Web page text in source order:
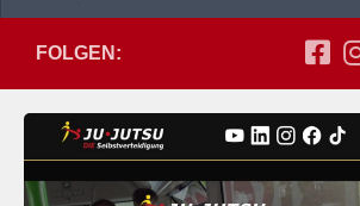
FOLGEN: